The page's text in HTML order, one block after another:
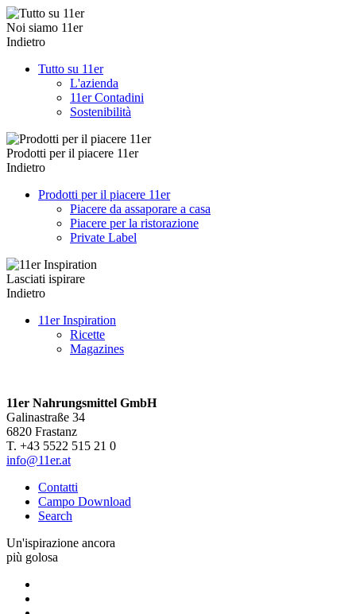
Noi siamo 11er
Indietro
Tutto su 11er
L'azienda
11er Contadini
Sostenibilità
Prodotti per il piacere 11er
Indietro
Prodotti per il piacere 11er
Piacere da assaporare a casa
Piacere per la ristorazione
Private Label
Lasciati ispirare
Indietro
11er Inspiration
Ricette
Magazines
11er Nahrungsmittel GmbH
Galinastraße 34
6820 Frastanz
T. +43 5522 515 21 0
info@11er.at
Contatti
Campo Download
Search
Un'ispirazione ancora
più golosa